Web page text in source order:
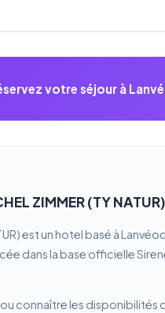
votre séjour à
ZIMMER (TY NATUR)
est un hotel basé à
dans la base officielle
connaître les